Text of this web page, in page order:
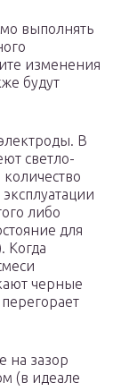
выполнять
изменения
будут
В
светло-
либо
для
Когда
черные
на зазор
(в идеале